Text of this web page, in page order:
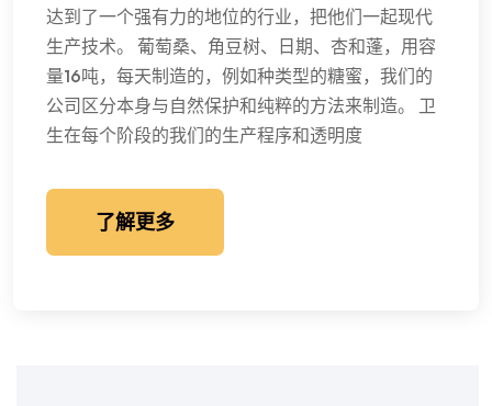
达到了一个强有力的地位的行业，把他们一起现代
生产技术。 葡萄桑、角豆树、日期、杏和蓬，用容
量16吨，每天制造的，例如种类型的糖蜜，我们的
公司区分本身与自然保护和纯粹的方法来制造。 卫
生在每个阶段的我们的生产程序和透明度
了解更多